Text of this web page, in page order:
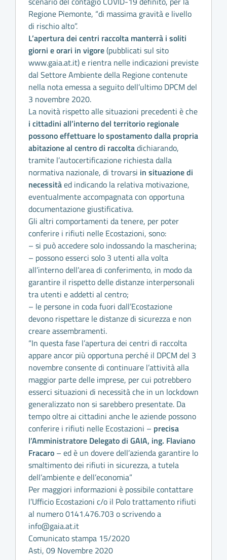
Regione Piemonte, “di massima gravità e livello
di rischio alto”.
L’apertura dei centri raccolta manterrà i soliti
giorni e orari in vigore(pubblicati sul sito
www.gaia.at.it) e rientra nelle indicazioni previste
dal Settore Ambiente della Regione contenute
nella nota emessa a seguito dell’ultimo DPCM del
3 novembre 2020.
La novità rispetto alle situazioni precedenti è che
i cittadini all’interno del territorio regionale
possono effettuare lo spostamento dalla propria
abitazione al centro di raccoltadichiarando,
tramite l’autocertificazione richiesta dalla
normativa nazionale, di trovarsi in situazione di
necessitàed indicando la relativa motivazione,
eventualmente accompagnata con opportuna
documentazione giustificativa.
Gli altri comportamenti da tenere, per poter
conferire i rifiuti nelle Ecostazioni, sono:
– si può accedere solo indossando la mascherina;
– possono esserci solo 3 utenti alla volta
all’interno dell’area di conferimento, in modo da
garantire il rispetto delle distanze interpersonali
tra utenti e addetti al centro;
– le persone in coda fuori dall’Ecostazione
devono rispettare le distanze di sicurezza e non
creare assembramenti.
“In questa fase l’apertura dei centri di raccolta
appare ancor più opportuna perché il DPCM del 3
novembre consente di continuare l’attività alla
maggior parte delle imprese, per cui potrebbero
esserci situazioni di necessità che in un lockdown
generalizzato non si sarebbero presentate. Da
tempo oltre ai cittadini anche le aziende possono
conferire i rifiuti nelle Ecostazioni – precisa
l’Amministratore Delegato di GAIA, ing. Flaviano
Fracaro – ed è un dovere dell’azienda garantire lo
smaltimento dei rifiuti in sicurezza, a tutela
dell’ambiente e dell’economia”
Per maggiori informazioni è possibile contattare
l’Ufficio Ecostazioni c/o il Polo trattamento rifiuti
al numero 0141.476.703 o scrivendo a
info@gaia.at.it
Comunicato stampa 15/2020
Asti, 09 Novembre 2020